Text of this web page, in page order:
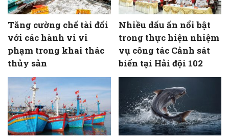
Tăng cường chế tài đối
với các hành vi vi
phạm trong khai thác
thủy sản
Nhiều dấu ấn nổi bật
trong thực hiện nhiệm
vụ công tác Cảnh sát
biển tại Hải đội 102